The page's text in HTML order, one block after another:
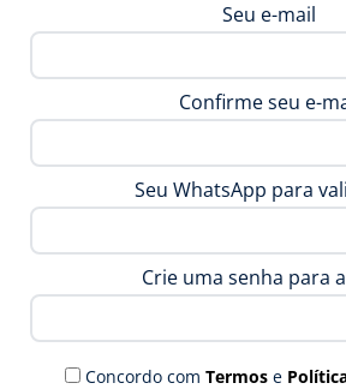
Seu e-mail
Confirme seu e-
Seu WhatsApp para
Crie uma senha para
Concordo com Termose